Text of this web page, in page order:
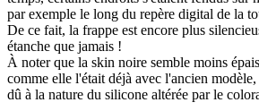
par exemple le long du repère digital de la
De ce fait, la frappe est encore plus
étanche que jamais !
À noter que la skin noire semble moins
comme elle l'était déjà avec l'ancien
dû à la nature du silicone altérée par le